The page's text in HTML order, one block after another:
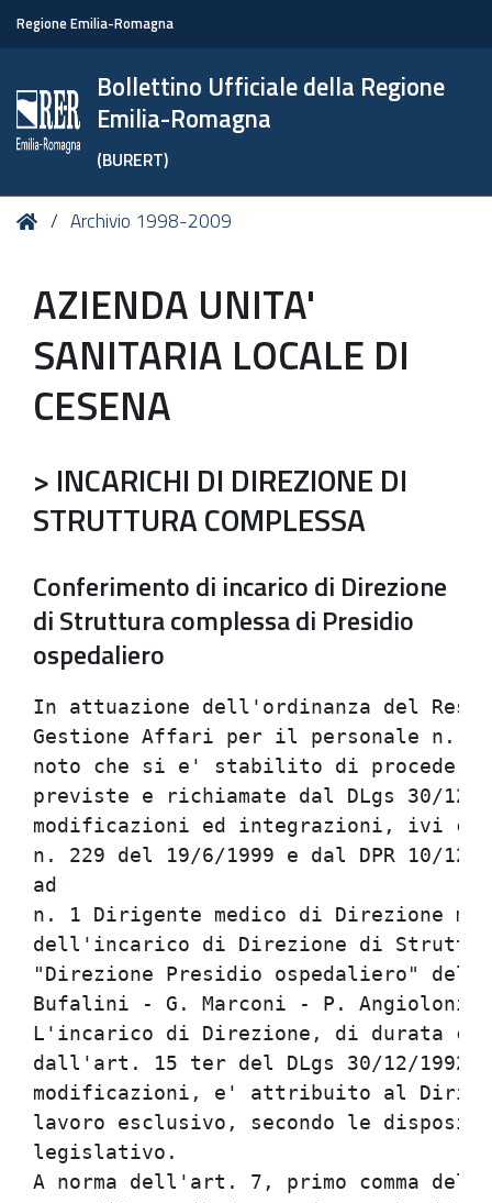
Regione Emilia-Romagna
Bollettino Ufficiale della Regione
Emilia-Romagna
(BURERT)
Tu HomeArchivio 1998-2009
AZIENDA UNITA'
SANITARIA LOCALE DI
CESENA
> INCARICHI DI DIREZIONE DI
STRUTTURA COMPLESSA
Conferimento di incarico di Direzione
di Struttura complessa di Presidio
ospedaliero
In attuazione dell'ordinanza del Responsabile Unita' operativa                  
Gestione Affari per il personale n. 129/Pers del 16/12/2002, si rende           
noto che si e' stabilito di procedere, con l'osservanza delle norme             
previste e richiamate dal DLgs 30/12/1992, n. 502 e successive                  
modificazioni ed integrazioni, ivi comprese quelle apportate dal DLgs           
n. 229 del 19/6/1999 e dal DPR 10/12/1997, n. 484, all'attribuzione             
ad                                                                              
n. 1 Dirigente medico di Direzione medica di Presidio ospedaliero,              
dell'incarico di Direzione di Struttura complessa denominata                    
"Direzione Presidio ospedaliero" del Presidio ospedaliero unico "M.             
Bufalini - G. Marconi - P. Angioloni".                                          
L'incarico di Direzione, di durata conforme a quanto previsto                   
dall'art. 15 ter del DLgs 30/12/1992, n. 502 e successive                       
modificazioni, e' attribuito al Dirigente medico con rapporto di                
lavoro esclusivo, secondo le disposizioni dello stesso decreto                  
legislativo.                                                                    
A norma dell'art. 7, primo comma del DLgs 30/3/2001, n. 165 e'                  
garantita parita' e pari opportunita' tra uomini e donne per                    
l'accesso al lavoro ed al relativo trattamento sul lavoro.                      
1) Requisiti di ammissione                                                      
a) Cittadinanza italiana, salve le equiparazioni stabilite dalle                
leggi vigenti, o cittadinanza di uno dei Paesi dell'Unione Europea;             
b) idoneita' fisica all'impiego. L'accertamento dell'idoneita' fisica           
all'impiego sara' effettuato a cura dell'Azienda Unita' sanitaria               
locale, prima dell'immissione in servizio;                                      
c) iscrizione all'Albo dell'Ordine dei medici-chirurghi. L'iscrizione           
al corrispondente Albo professionale di uno dei Paesi dell'Unione               
Europea consente la partecipazione alla selezione, fermo restando               
l'obbligo dell'iscrizione in Italia prima dell'attribuzione                     
dell'incarico;                                                                  
d) anzianita' di servizio di sette anni, di cui cinque nella                    
disciplina Direzione medica di Presidio ospedaliero o disciplina                
equipollente, e specializzazione nella disciplina o disciplina                  
equipollente ovvero anzianita' di servizio di dieci anni nella                  
disciplina. L'anzianita' di servizio utile per l'accesso deve essere            
maturata secondo le disposizioni contenute nell'art. 10 del DPR                 
10/12/1997, n. 484.                                                             
Tutti i suddetti requisiti devono essere posseduti alla data di                 
scadenza del termine stabilito per la presentazione delle domande di            
ammissione.                                                                     
L'aspirante, cui sara' conferito l'incarico in argomento, dovra'                
conseguire l'attestato di formazione manageriale di cui all'art. 5,             
comma 1, lettera d) del DPR 10/12/1997, n. 484, come modificato                 
dall'art. 16 quinquies del DLgs n. 502 del 30/12/1992 e successive              
modificazioni, entro un anno dall'inizio dell'incarico. Il mancato              
superamento del primo corso attivato dalla Regione successivamente al           
conferimento dell'incarico, determina la decadenza dell'incarico                
stesso.                                                                         
2) Domanda di ammissione                                                        
La domanda, con la precisa indicazione della procedura alla quale               
l'aspirante intende partecipare, redatta in carta semplice e firmata            
dall'interessato, deve essere indirizzata all'Azienda Unita'                    
sanitaria locale di Cesena - Unita' operativa Gestione Affari per il            
personale - e presentata nei modi e nei termini previsti dal                    
successivo punto 4).                                                            
Nella domanda l'aspirante dovra' dichiarare: